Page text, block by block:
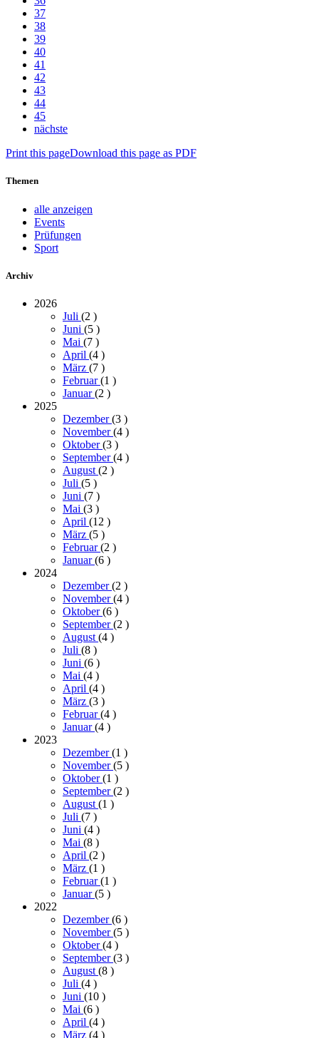
37
38
39
40
41
42
43
44
45
nächste
Print this pageDownload this page as PDF
Themen
alle anzeigen
Events
Prüfungen
Sport
Archiv
2026
Juli (2 )
Juni (5 )
Mai (7 )
April (4 )
März (7 )
Februar(1 )
Januar(2 )
2025
Dezember(3 )
November(4 )
Oktober(3 )
September(4 )
August (2 )
Juli (5 )
Juni (7 )
Mai (3 )
April (12 )
März (5 )
Februar(2 )
Januar(6 )
2024
Dezember(2 )
November(4 )
Oktober(6 )
September(2 )
August (4 )
Juli (8 )
Juni (6 )
Mai (4 )
April (4 )
März (3 )
Februar(4 )
Januar(4 )
2023
Dezember(1 )
November(5 )
Oktober(1 )
September(2 )
August (1 )
Juli (7 )
Juni (4 )
Mai (8 )
April (2 )
März (1 )
Februar(1 )
Januar(5 )
2022
Dezember(6 )
November(5 )
Oktober(4 )
September(3 )
August (8 )
Juli (4 )
Juni (10 )
Mai (6 )
April (4 )
März (4 )